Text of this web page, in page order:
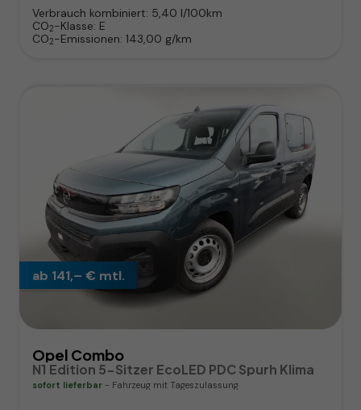
Verbrauch kombiniert: 5,40 l/100km
CO2-Klasse: E
CO2-Emissionen: 143,00 g/km
ab 141,– € mtl.
Opel Combo
N1 Edition 5-Sitzer EcoLED PDC Spurh Klima
sofort lieferbar Fahrzeug mit Tageszulassung